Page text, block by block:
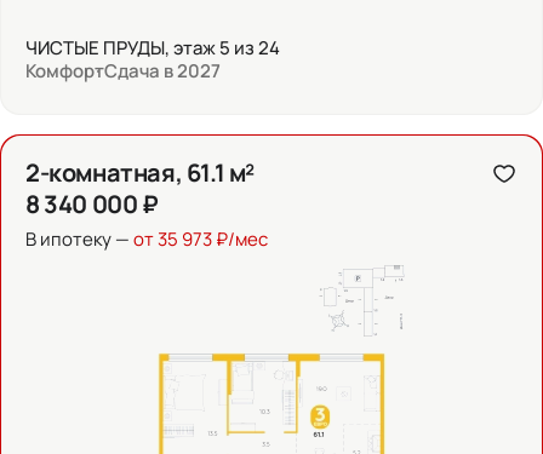
ЧИСТЫЕ ПРУДЫ, этаж 5 из 24
КомфортСдача в 2027
2-комнатная, 61.1 м²
8 340 000 ₽
В ипотеку —от 35 973 ₽/мес